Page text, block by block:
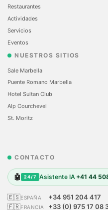
Restaurantes
Actividades
Servicios
Eventos
NUESTROS SITIOS
Sale Marbella
Puente Romano Marbella
Hotel Sultan Club
Alp Courchevel
St. Moritz
CONTACTO
🤖 24/7 Asistente IA +41 44
🇪🇸ESPAÑA
+34 951 204 417
🇫🇷FRANCIA
+33 (0) 975 17 08